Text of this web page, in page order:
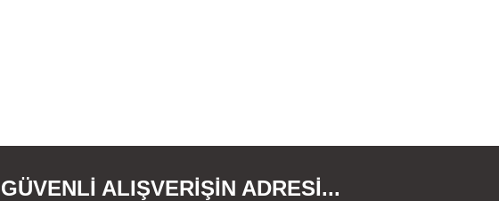
GÜVENLİ ALIŞVERİŞİN ADRESİ...